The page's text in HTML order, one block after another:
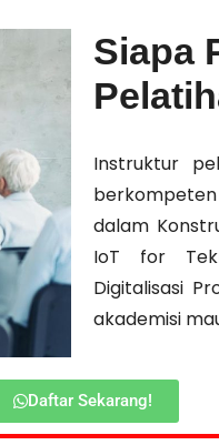
Siapa
Instruktur
dalam
IoT for
Digitalisasi
akademisi
Daftar Sekarang!